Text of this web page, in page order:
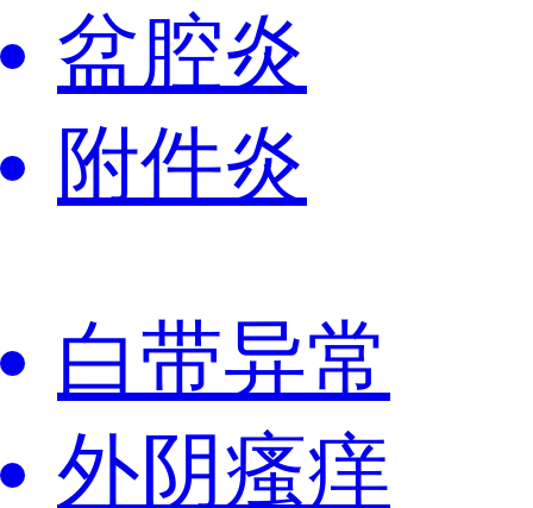
盆腔炎
附件炎
白带异常
外阴瘙痒